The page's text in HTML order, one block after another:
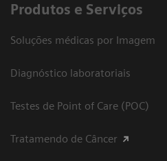
Produtos e Serviços
Soluções médicas por Imagem
Diagnóstico laboratoriais
Testes de Point of Care (POC)
Tratamendo de Câncer